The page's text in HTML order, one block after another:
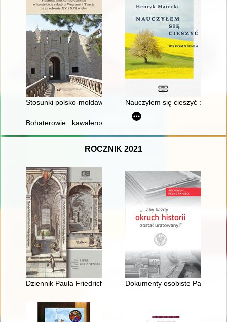
Stosunki polsko-mołdawskie w kontekście relacji z Węgrami i
Nauczyłem się cieszyć :
Bohaterowie : kawalerowie Orderu Wojennego Virtuti Militari
ROCZNIK 2021
Dziennik Paula Friedricha Knaacka z 1811 roku : przyczynek
Dokumenty osobiste Pawła